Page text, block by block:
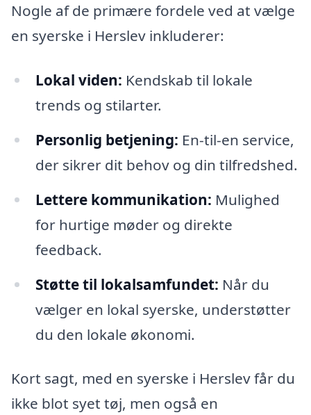
Nogle af de primære fordele ved at vælge
en syerske i Herslev inkluderer:
Lokal viden: Kendskab til lokale
trends og stilarter.
Personlig betjening: En-til-en service,
der sikrer dit behov og din tilfredshed.
Lettere kommunikation: Mulighed
for hurtige møder og direkte
feedback.
Støtte til lokalsamfundet: Når du
vælger en lokal syerske, understøtter
du den lokale økonomi.
Kort sagt, med en syerske i Herslev får du
ikke blot syet tøj, men også en